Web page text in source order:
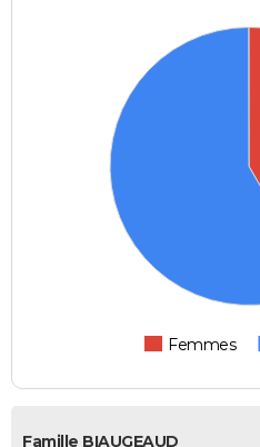
Femmes
Famille BIAUGEAUD